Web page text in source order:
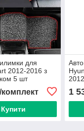
для
2012-2016 з
5 шт
кольору
Каучук (ПВХ)
Купити
шт
1